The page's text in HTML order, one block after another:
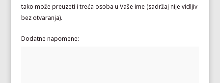
tako može preuzeti i treća osoba u Vaše ime (sadržaj nije vidljiv
bez otvaranja).
Dodatne napomene: